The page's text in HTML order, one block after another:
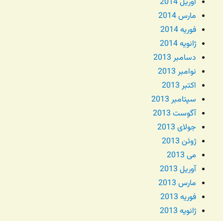
مارس 2014
فوریه 2014
ژانویه 2014
دسامبر 2013
نوامبر 2013
اکتبر 2013
سپتامبر 2013
آگوست 2013
جولای 2013
ژوئن 2013
می 2013
آوریل 2013
مارس 2013
فوریه 2013
ژانویه 2013